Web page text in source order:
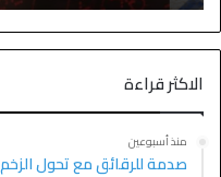
الاكثر قراءة
منذ أسبوعين
صدمة للرقائق مع تحول